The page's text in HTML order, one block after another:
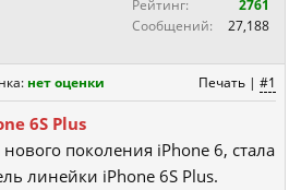
Рейтинг:
2761
Сообщений:
27,188
Печать | #1
нет оценки
6S Plus
поколения iPhone 6, стала
линейки iPhone 6S Plus.